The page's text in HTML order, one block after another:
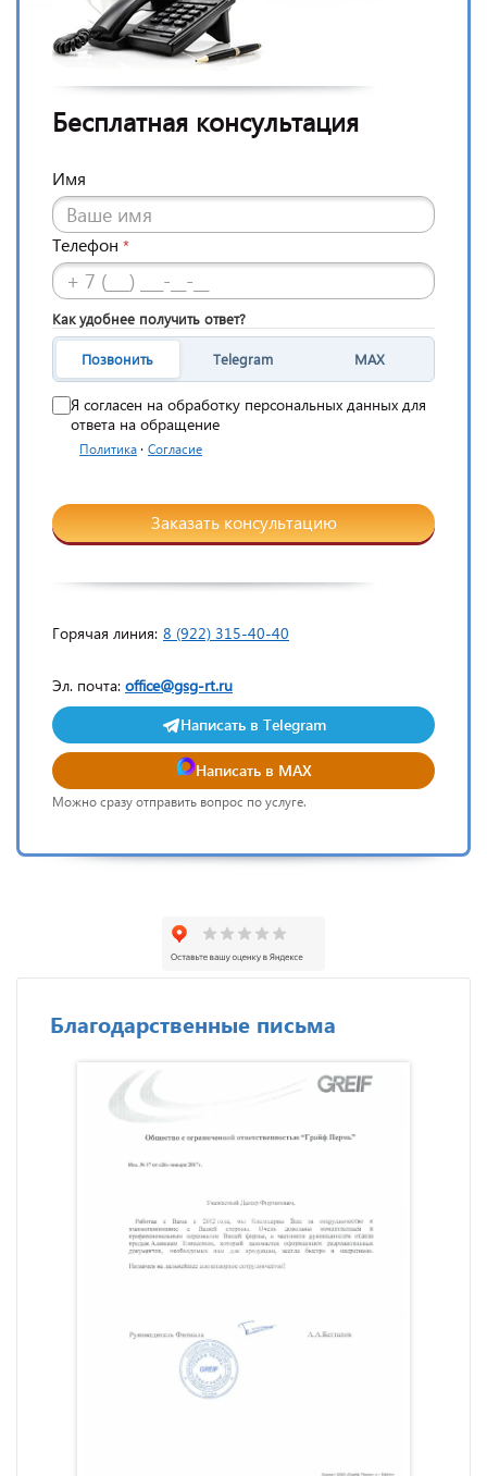
Бесплатная консультация
Имя
Телефон *
Как удобнее получить ответ?
Позвонить Telegram MAX
Я согласен на обработку персональных данных для
ответа на обращение
Политика · Согласие
Заказать консультацию
Горячая линия: 8 (922) 315-40-40
Эл. почта: office@gsg-rt.ru
Написать в Telegram
Написать в MAX
Можно сразу отправить вопрос по услуге.
Благодарственные письма